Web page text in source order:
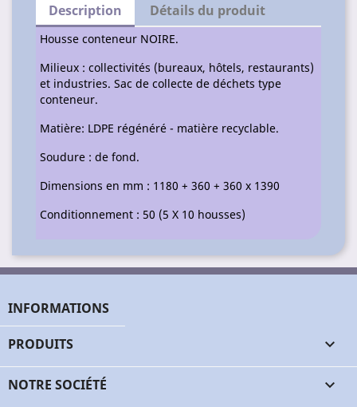
Description Détails du produit
Housse conteneur NOIRE.
Milieux : collectivités (bureaux, hôtels, restaurants)
et industries. Sac de collecte de déchets type
conteneur.
Matière: LDPE régénéré - matière recyclable.
Soudure : de fond.
Dimensions en mm : 1180 + 360 + 360 x 1390
Conditionnement : 50 (5 X 10 housses)
INFORMATIONS
PRODUITS 
NOTRE SOCIÉTÉ 